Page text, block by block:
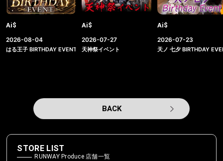
Ai$
2026-08-04
はる王子 BIRTHDAY EVENT
Ai$
2026-07-27
天神祭イベント
Ai$
2026-07-23
天ノ 七夕 BIRTHDAY
BACK
STORE LIST
RUNWAY Produce 店舗一覧